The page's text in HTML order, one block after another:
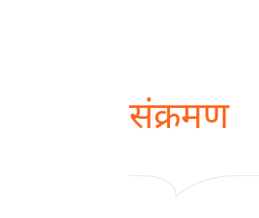
संक्रमण